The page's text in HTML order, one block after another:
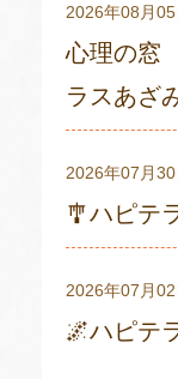
2026年08月05
心理の窓
ラスあざ
2026年07月30
🎐ハピテ
2026年07月02
🌌ハピテ